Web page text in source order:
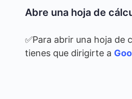
Abre una hoja de
✅Para abrir una hoja de
tienes que dirigirte a